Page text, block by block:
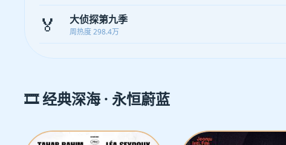
🏅 大侦探第九季
周热度 298.4万
🎞️ 经典深海 · 永恒蔚蓝